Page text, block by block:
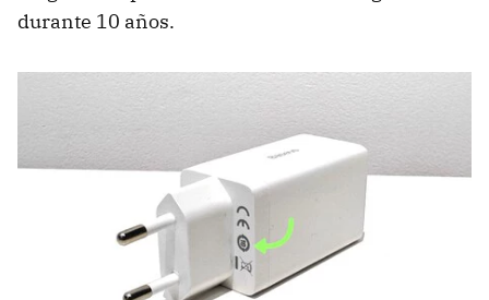
durante 10 años.